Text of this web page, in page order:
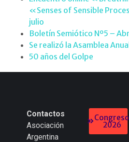
«Senses of Sensible
julio
Boletín Semiótico Nº5 –
Se realizó la Asamblea
50 años del Golpe
Contactos
Asociación
Argentina
Congreso
2026